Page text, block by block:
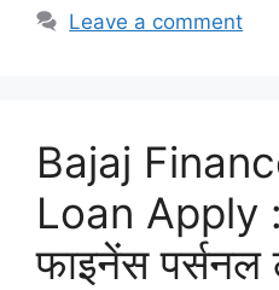
Leave a comment
Bajaj
Loan Apply
फाइनेंस